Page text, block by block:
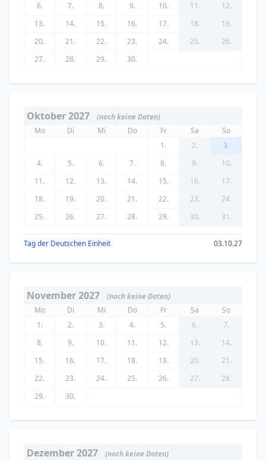
6.
7. 8. 9. 10. 11.
12.
13.
14. 15. 16. 17. 18.
19.
20.
21. 22. 23. 24. 25.
26.
27.
28. 29. 30.
Oktober 2027
(noch keine Daten)
Mo
Di Mi Do Fr Sa
So
1.
2.
3.
4.
5. 6. 7. 8. 9.
10.
11.
12. 13. 14. 15. 16.
17.
18.
19. 20. 21. 22. 23.
24.
25.
26. 27. 28. 29. 30. 31.
Tag der Deutschen Einheit 03.10.27
November 2027
(noch keine Daten)
Mo
Di Mi Do Fr Sa
So
1.
2. 3. 4. 5. 6.
7.
8.
9. 10. 11. 12. 13.
14.
15.
16. 17. 18. 19. 20.
21.
22.
23. 24. 25. 26. 27.
28.
29.
30.
Dezember 2027
(noch keine Daten)